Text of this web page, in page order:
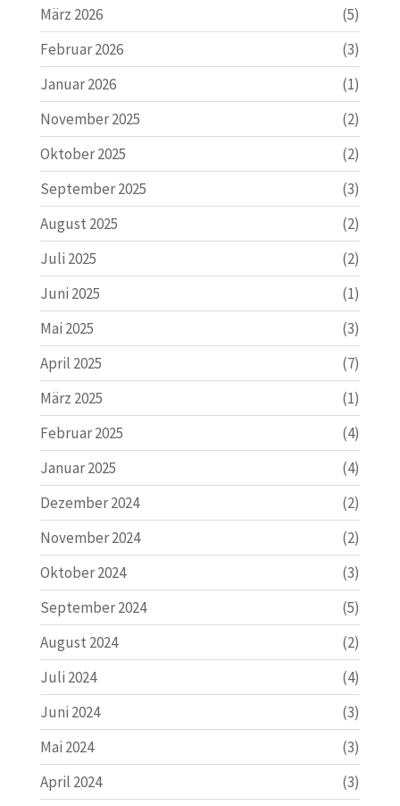
März 2026
(5)
Februar 2026
(3)
Januar 2026
(1)
November 2025
(2)
Oktober 2025
(2)
September 2025
(3)
August 2025
(2)
Juli 2025
(2)
Juni 2025
(1)
Mai 2025
(3)
April 2025
(7)
März 2025
(1)
Februar 2025
(4)
Januar 2025
(4)
Dezember 2024
(2)
November 2024
(2)
Oktober 2024
(3)
September 2024
(5)
August 2024
(2)
Juli 2024
(4)
Juni 2024
(3)
Mai 2024
(3)
April 2024
(3)